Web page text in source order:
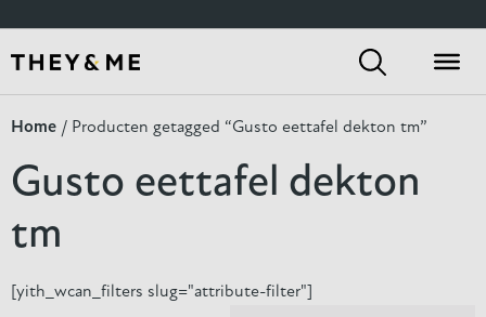
Home / Producten getagged “Gusto eettafel dekton tm”
Gusto eettafel dekton
tm
[yith_wcan_filters slug="attribute-filter"]